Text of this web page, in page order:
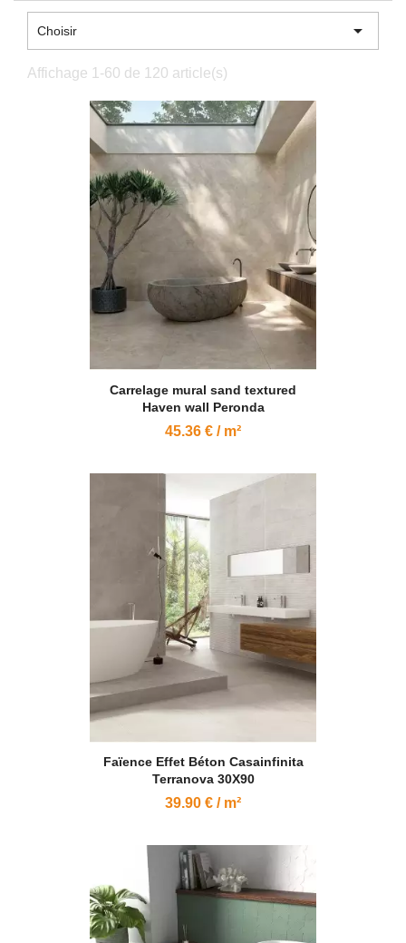
Choisir 
Affichage 1-60 de 120 article(s)
Carrelage mural sand textured
Haven wall Peronda
45.36 € / m²
Faïence Effet Béton Casainfinita
Terranova 30X90
39.90 € / m²